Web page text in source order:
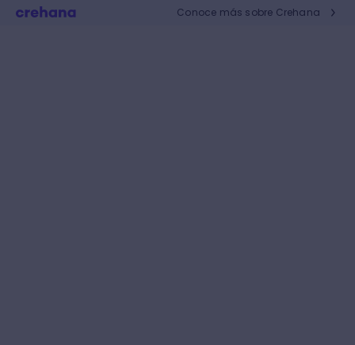
Conoce más sobre Crehana